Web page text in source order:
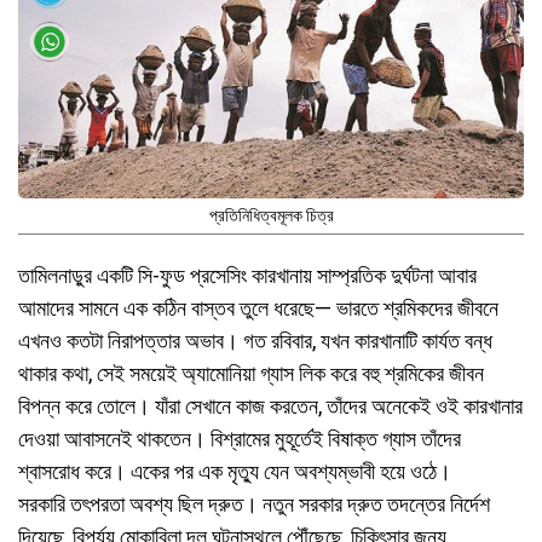
প্রতিনিধিত্বমূলক চিত্র
তামিলনাড়ুর একটি সি-ফুড প্রসেসিং কারখানায় সাম্প্রতিক দুর্ঘটনা আবার
আমাদের সামনে এক কঠিন বাস্তব তুলে ধরেছে— ভারতে শ্রমিকদের জীবনে
এখনও কতটা নিরাপত্তার অভাব। গত রবিবার, যখন কারখানাটি কার্যত বন্ধ
থাকার কথা, সেই সময়েই অ্যামোনিয়া গ্যাস লিক করে বহু শ্রমিকের জীবন
বিপন্ন করে তোলে। যাঁরা সেখানে কাজ করতেন, তাঁদের অনেকেই ওই কারখানার
দেওয়া আবাসনেই থাকতেন। বিশ্রামের মুহূর্তেই বিষাক্ত গ্যাস তাঁদের
শ্বাসরোধ করে। একের পর এক মৃত্যু যেন অবশ্যম্ভাবী হয়ে ওঠে।
সরকারি তৎপরতা অবশ্য ছিল দ্রুত। নতুন সরকার দ্রুত তদন্তের নির্দেশ
দিয়েছে, বিপর্যয় মোকাবিলা দল ঘটনাস্থলে পৌঁছেছে, চিকিৎসার জন্য